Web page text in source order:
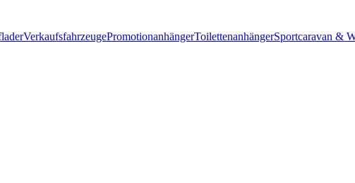
VerkaufsfahrzeugePromotionanhängerToilettenanhängerSportcaravan &